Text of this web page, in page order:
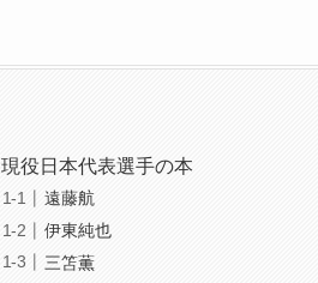
現役日本代表選手の本
遠藤航
伊東純也
三笘薫